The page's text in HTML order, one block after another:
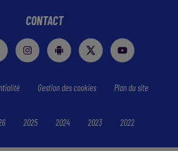
CONTACT
Gestion des cookies Plan du site
2025 2024 2023 2022